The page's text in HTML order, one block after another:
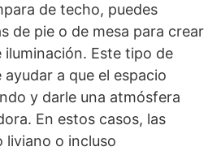
de techo, puedes
de pie o de mesa para crear
Este tipo de
a que el espacio
y darle una atmósfera
En estos casos, las
liviano o incluso